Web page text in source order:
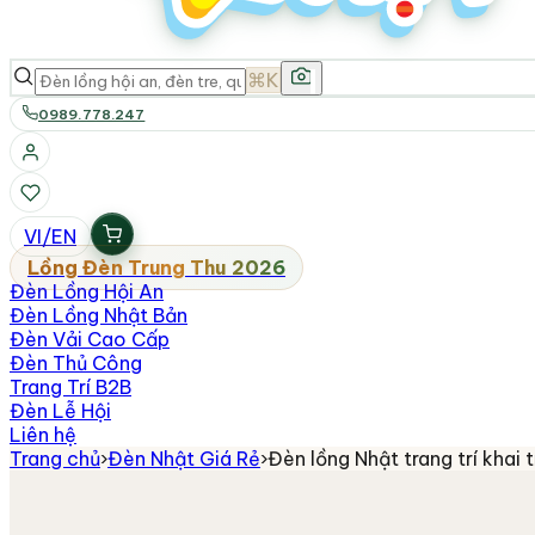
⌘K
0989.778.247
VI/EN
Lồng Đèn Trung Thu 2026
Đèn Lồng Hội An
Đèn Lồng Nhật Bản
Đèn Vải Cao Cấp
Đèn Thủ Công
Trang Trí B2B
Đèn Lễ Hội
Liên hệ
Trang chủ›Đèn Nhật Giá Rẻ›Đèn lồng Nhật trang trí khai